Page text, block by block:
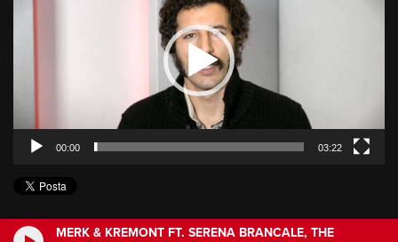
MERK & KREMONT FT. SERENA BRANCALE, THE
00:00 03:22